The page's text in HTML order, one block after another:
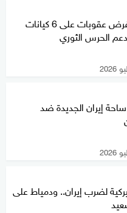
أميركا تفرض عقوبات على 6 كيانات
الحرس الثوري
إيران الجديدة ضد
لضرب إيران.. ودمياط على